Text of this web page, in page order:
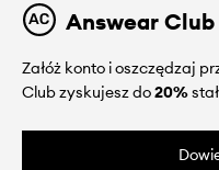
Answear Club
Załóż konto i oszczędzaj
Club zyskujesz do20%